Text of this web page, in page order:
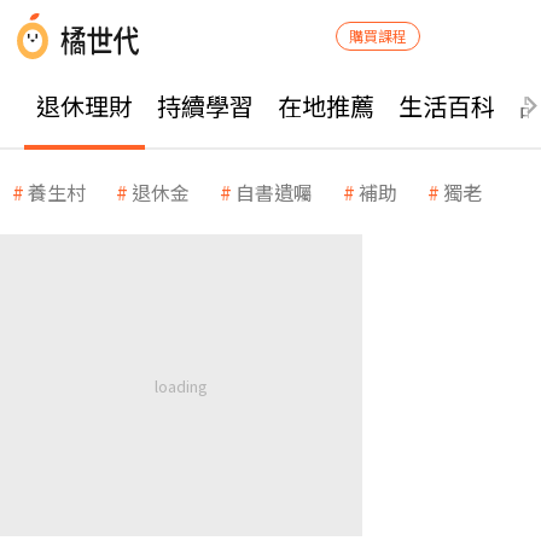
購買課程
退休理財 持續學習 在地推薦 生活百科
養生村 退休金 自書遺囑 補助 獨老